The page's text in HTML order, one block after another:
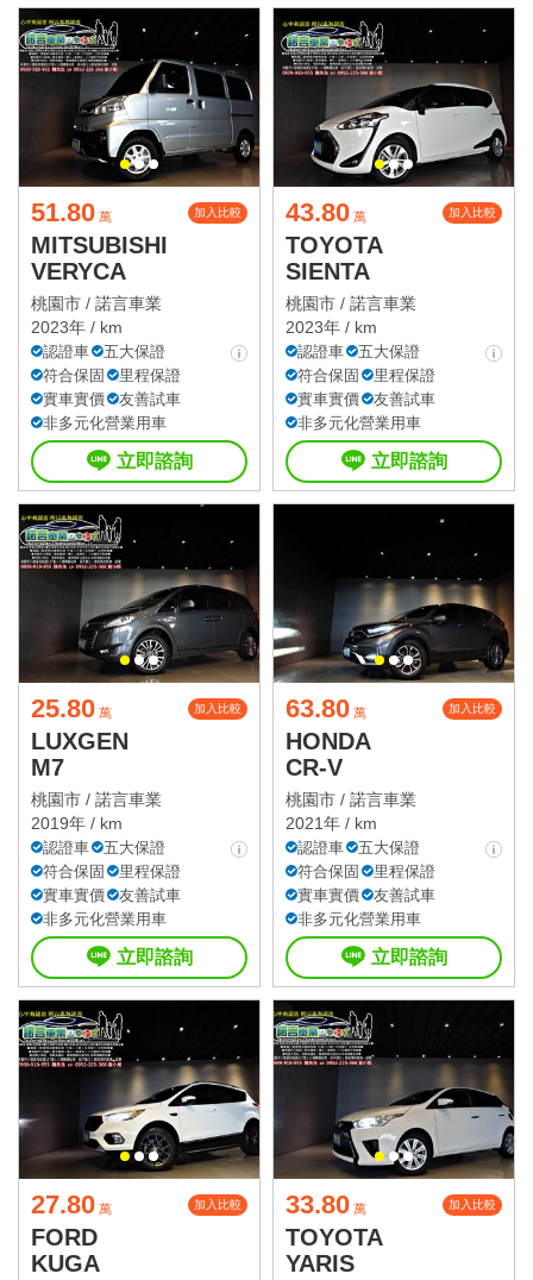
51.80 萬 加入比較
MITSUBISHI
VERYCA
桃園市 / 諾言車業
2023年 / km
認證車
五大保證
符合保固
里程保證
實車實價
友善試車
非多元化營業用車
立即諮詢
43.80 萬 加入比較
TOYOTA
SIENTA
桃園市 / 諾言車業
2023年 / km
認證車
五大保證
符合保固
里程保證
實車實價
友善試車
非多元化營業用車
立即諮詢
25.80 萬 加入比較
LUXGEN
M7
桃園市 / 諾言車業
2019年 / km
認證車
五大保證
符合保固
里程保證
實車實價
友善試車
非多元化營業用車
立即諮詢
63.80 萬 加入比較
HONDA
CR-V
桃園市 / 諾言車業
2021年 / km
認證車
五大保證
符合保固
里程保證
實車實價
友善試車
非多元化營業用車
立即諮詢
27.80 萬 加入比較
FORD
KUGA
33.80 萬 加入比較
TOYOTA
YARIS